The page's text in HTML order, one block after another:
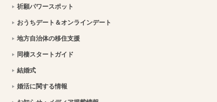
2026年8月7日 銀座で初デート｜ディナーデートに使えるお店を紹介
2026年8月7日
2026年8月7日
祈願パワースポット
おうちデート＆オンラインデート
地方自治体の移住支援
同棲スタートガイド
結婚式
婚活に関する情報